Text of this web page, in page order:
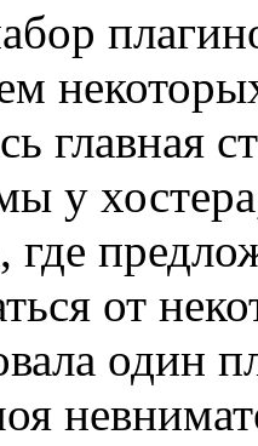
главная
у
где
от
один